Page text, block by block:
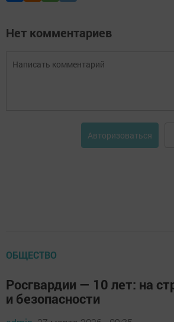
Нет комментариев
Авторизоваться
ОБЩЕСТВО
Росгвардии — 10 лет: на
и безопасности